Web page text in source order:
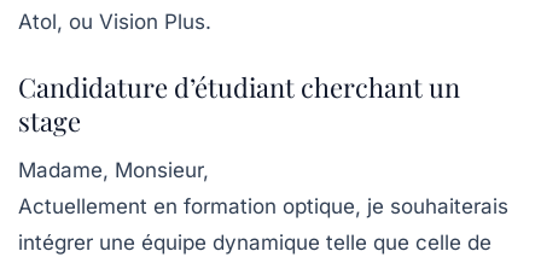
Atol, ou Vision Plus.
Candidature d’étudiant cherchant un
stage
Madame, Monsieur,
Actuellement en formation optique, je souhaiterais
intégrer une équipe dynamique telle que celle de